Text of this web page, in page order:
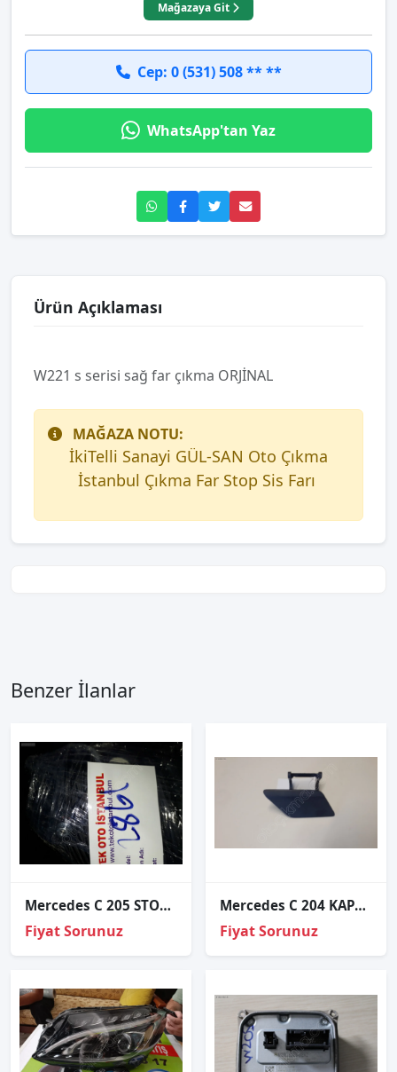
Mağazaya Git
Cep: 0 (531) 508 ** **
WhatsApp'tan Yaz
Ürün Açıklaması
W221 s serisi sağ far çıkma ORJİNAL
MAĞAZA NOTU:
İkiTelli Sanayi GÜL-SAN Oto Çıkma
İstanbul Çıkma Far Stop Sis Farı
Benzer İlanlar
Mercedes C 205 STOP COUPE SAĞ BAGAJ SÖKME
Fiyat Sorunuz
Mercedes C 204 KAPAK FAR YIKAMA KAPAĞI A2048804324
Fiyat Sorunuz